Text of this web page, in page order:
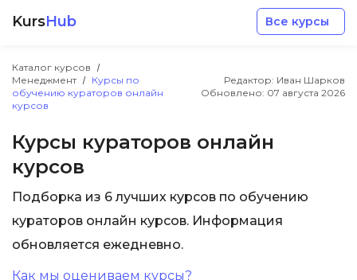
KursHub Все курсы
Каталог курсов
Менеджмент
Курсы по
обучению кураторов онлайн
курсов
Редактор: Иван Шарков
Обновлено: 07 августа 2026
Курсы кураторов онлайн
курсов
Подборка из 6 лучших курсов по обучению
кураторов онлайн курсов. Информация
обновляется ежедневно.
Как мы оцениваем курсы?
Разработка
Маркетинг